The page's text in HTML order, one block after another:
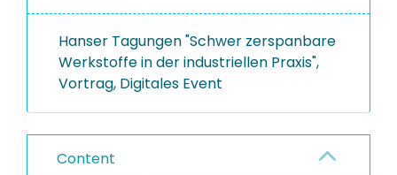
Hanser Tagungen "Schwer zerspanbare
Werkstoffe in der industriellen Praxis",
Vortrag, Digitales Event
Content